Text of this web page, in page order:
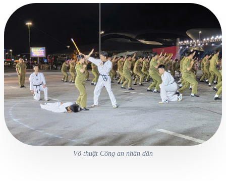
Võ thuật Công an nhân dân